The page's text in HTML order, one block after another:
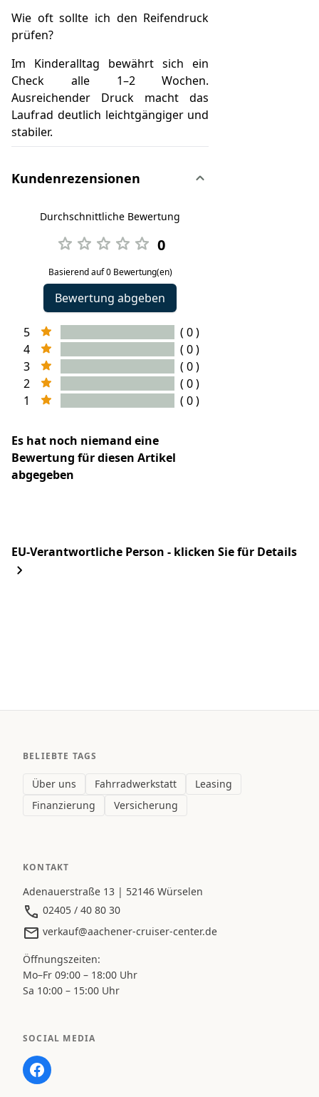
Wie oft sollte ich den Reifendruck
prüfen?
Im Kinderalltag bewährt sich ein
Check alle 1–2 Wochen.
Ausreichender Druck macht das
Laufrad deutlich leichtgängiger und
stabiler.
Kundenrezensionen
Durchschnittliche Bewertung
0
Basierend auf 0 Bewertung(en)
Bewertung abgeben
5
( 0 )
4
( 0 )
3
( 0 )
2
( 0 )
1
( 0 )
Es hat noch niemand eine
Bewertung für diesen Artikel
abgegeben
EU-Verantwortliche Person - klicken Sie für Details
BELIEBTE TAGS
Über uns Fahrradwerkstatt
Leasing
Finanzierung
Versicherung
KONTAKT
Adenauerstraße 13 | 52146 Würselen
02405 / 40 80 30
verkauf@aachener-cruiser-center.de
Öffnungszeiten:
Mo–Fr 09:00 – 18:00 Uhr
Sa 10:00 – 15:00 Uhr
SOCIAL MEDIA